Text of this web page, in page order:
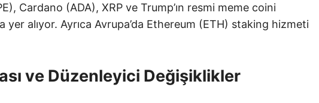
Cardano (ADA), XRP ve Trump’ın resmi meme coini
yer alıyor. Ayrıca Avrupa’da Ethereum (ETH) staking hizmeti
ve Düzenleyici Değişiklikler